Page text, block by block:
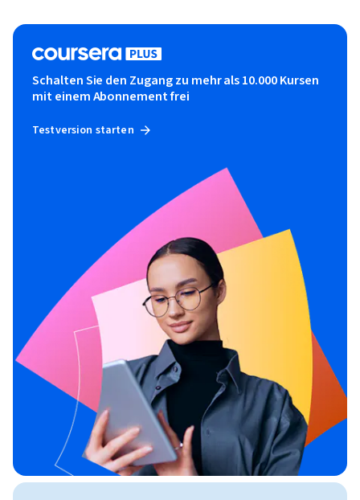
Schalten Sie den Zugang zu mehr als 10.000 Kursen
mit einem Abonnement frei
Testversion starten